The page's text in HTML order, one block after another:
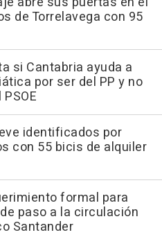
de Torrelavega con 95
si Cantabria ayuda a
por ser del PP y no
identificados por
con 55 bicis de alquiler
formal para
paso a la circulación
Santander